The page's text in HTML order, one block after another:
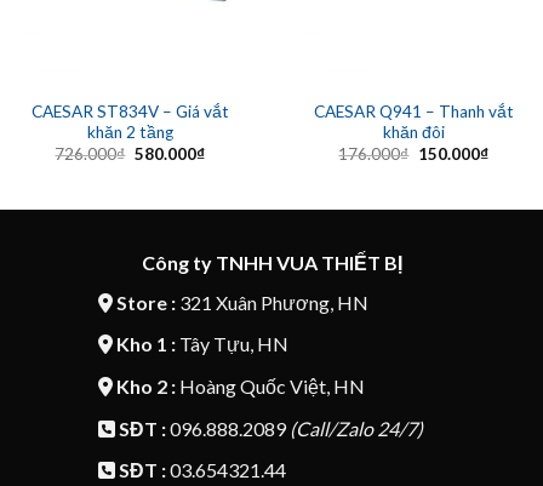
CAESAR ST834V – Giá vắt
khăn 2 tầng
726.000₫ Giá
580.000₫Giá
580.000₫.
CAESAR Q941 – Thanh vắt
khăn đôi
176.000₫ Giá
150.000₫Giá
Công ty TNHH VUA THIẾT BỊ
Store :321 Xuân Phương, HN
Kho 1 :Tây Tựu, HN
Kho 2 :Hoàng Quốc Việt, HN
SĐT :096.888.2089 (Call/Zalo 24/7)
SĐT :03.654321.44